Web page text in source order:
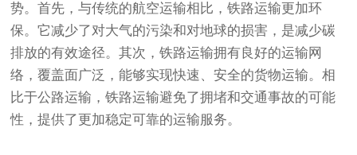
势。首先，与传统的航空运输相比，铁路运输更加环
保。它减少了对大气的污染和对地球的损害，是减少碳
排放的有效途径。其次，铁路运输拥有良好的运输网
络，覆盖面广泛，能够实现快速、安全的货物运输。相
比于公路运输，铁路运输避免了拥堵和交通事故的可能
性，提供了更加稳定可靠的运输服务。